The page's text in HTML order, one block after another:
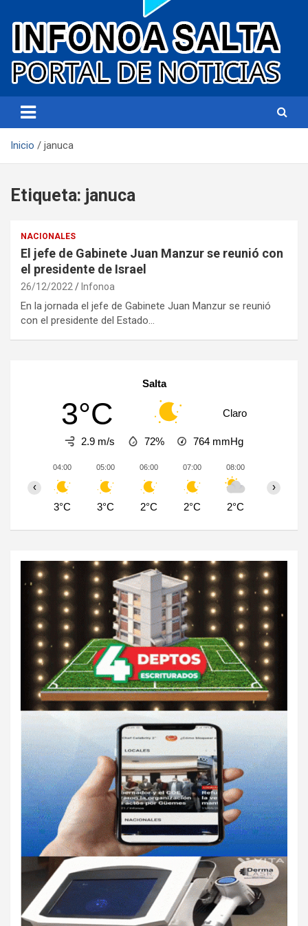
Infonoa Salta
Inicio januca
Etiqueta: januca
NACIONALES
El jefe de Gabinete Juan Manzur se reunió con
el presidente de Israel
26/12/2022 Infonoa
En la jornada el jefe de Gabinete Juan Manzur se reunió
con el presidente del Estado…
Salta
3°C Claro
2.9 m/s 72% 764 mmHg
04:00
3°C
05:00
3°C
06:00
2°C
07:00
2°C
08:00
2°C
‹ ›